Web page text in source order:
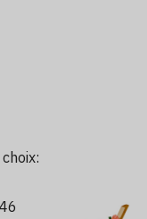
de poulet, 1 boeuf